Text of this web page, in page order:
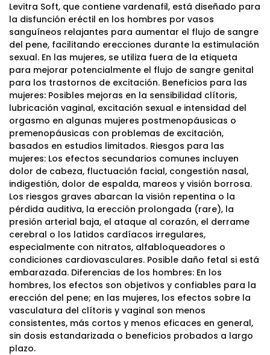
Levitra Soft, que contiene vardenafil, está diseñado para
la disfunción eréctil en los hombres por vasos
sanguíneos relajantes para aumentar el flujo de sangre
del pene, facilitando erecciones durante la estimulación
sexual. En las mujeres, se utiliza fuera de la etiqueta
para mejorar potencialmente el flujo de sangre genital
para los trastornos de excitación. Beneficios para las
mujeres: Posibles mejoras en la sensibilidad clítoris,
lubricación vaginal, excitación sexual e intensidad del
orgasmo en algunas mujeres postmenopáusicas o
premenopáusicas con problemas de excitación,
basados en estudios limitados. Riesgos para las
mujeres: Los efectos secundarios comunes incluyen
dolor de cabeza, fluctuación facial, congestión nasal,
indigestión, dolor de espalda, mareos y visión borrosa.
Los riesgos graves abarcan la visión repentina o la
pérdida auditiva, la erección prolongada (rare), la
presión arterial baja, el ataque al corazón, el derrame
cerebral o los latidos cardíacos irregulares,
especialmente con nitratos, alfabloqueadores o
condiciones cardiovasculares. Posible daño fetal si está
embarazada. Diferencias de los hombres: En los
hombres, los efectos son objetivos y confiables para la
erección del pene; en las mujeres, los efectos sobre la
vasculatura del clítoris y vaginal son menos
consistentes, más cortos y menos eficaces en general,
sin dosis estandarizada o beneficios probados a largo
plazo.